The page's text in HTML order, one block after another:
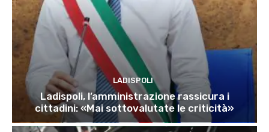
LADISPOLI
Ladispoli, l’amministrazione rassicura i
cittadini: «Mai sottovalutate le criticità»